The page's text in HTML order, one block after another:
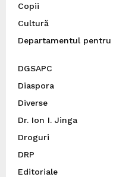
Copii
Cultură
Departamentul
DGSAPC
Diaspora
Diverse
Dr. Ion I. Jinga
Droguri
DRP
Editoriale